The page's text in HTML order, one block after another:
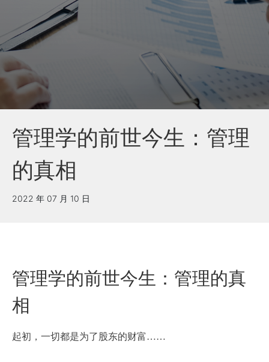
管理学的前世今生：管理
的真相
2022 年 07 月 10 日
管理学的前世今生：管理的真
相
起初，一切都是为了股东的财富……